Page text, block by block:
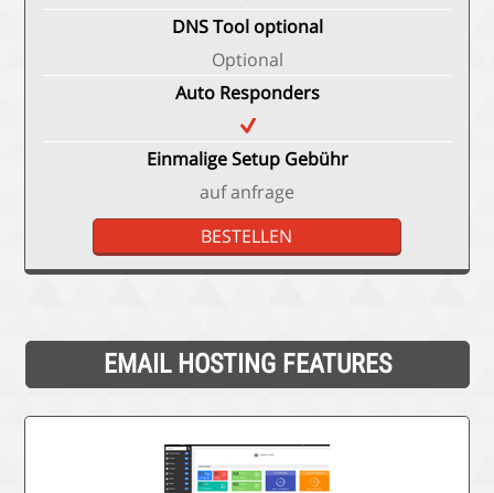
DNS Tool optional
Optional
Auto Responders
Einmalige Setup Gebühr
auf anfrage
BESTELLEN
EMAIL HOSTING FEATURES